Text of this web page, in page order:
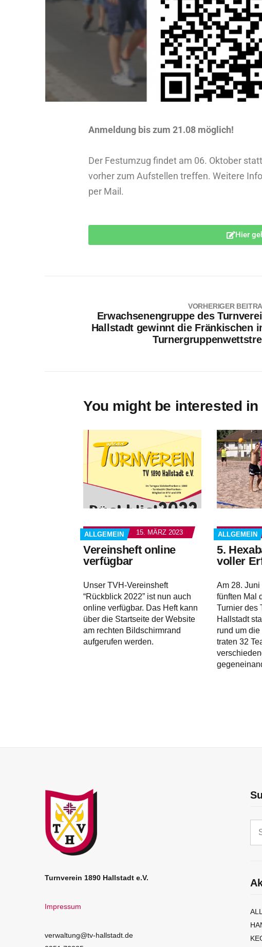
Anmeldung bis zum 21.08 möglich!
Der Festumzug findet am 06. Oktober
vorher zum Aufstellen treffen. Weitere
per Mail.
Hier
VORHERIGER
Erwachsenengruppe des
Hallstadt gewinnt die Fränkischen
You might be interested
ALLGEMEIN 15. MÄRZ 2023
Vereinsheft online
verfügbar
Unser TVH-Vereinsheft
“Rückblick 2022” ist nun auch
online verfügbar. Das Heft kann
über die Startseite der Website
am rechten Bildschirmrand
aufgerufen werden.
ALLGEMEIN
5.
voller
Am 28.
fünften Mal
Turnier des
Hallstadt
rund um
traten 32
Turnverein 1890 Hallstadt e.V.
Impressum
verwaltung@tv-hallstadt.de